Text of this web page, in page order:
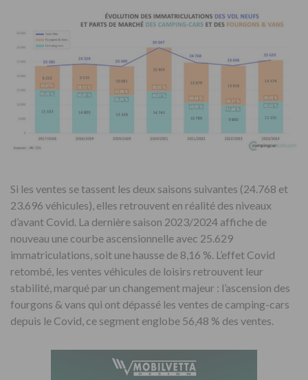
Si les ventes se tassent les deux saisons suivantes (24.768 et
23.696 véhicules), elles retrouvent en réalité des niveaux
d’avant Covid. La dernière saison 2023/2024 affiche de
nouveau une courbe ascensionnelle avec 25.629
immatriculations, soit une hausse de 8,16 %. L’effet Covid
retombé, les ventes véhicules de loisirs retrouvent leur
stabilité, marqué par un changement majeur : l’ascension des
fourgons & vans qui ont dépassé les ventes de camping-cars
depuis le Covid, ce segment englobe 56,48 % des ventes.